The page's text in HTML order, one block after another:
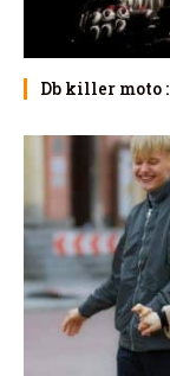
Db killer moto